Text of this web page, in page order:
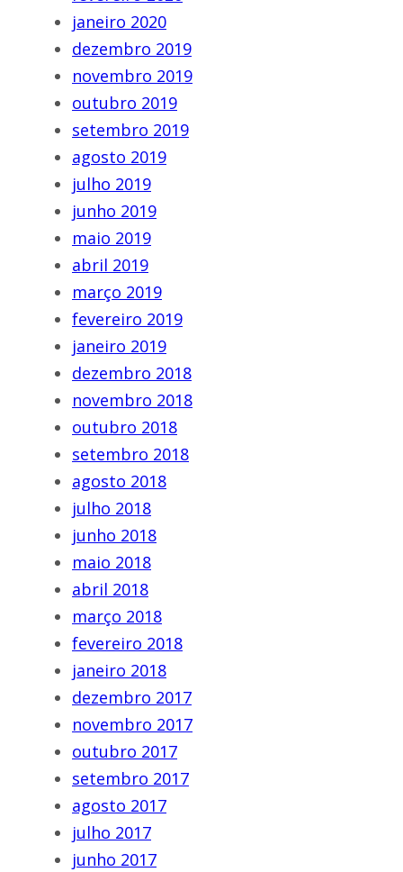
janeiro 2020
dezembro 2019
novembro 2019
outubro 2019
setembro 2019
agosto 2019
julho 2019
junho 2019
maio 2019
abril 2019
março 2019
fevereiro 2019
janeiro 2019
dezembro 2018
novembro 2018
outubro 2018
setembro 2018
agosto 2018
julho 2018
junho 2018
maio 2018
abril 2018
março 2018
fevereiro 2018
janeiro 2018
dezembro 2017
novembro 2017
outubro 2017
setembro 2017
agosto 2017
julho 2017
junho 2017